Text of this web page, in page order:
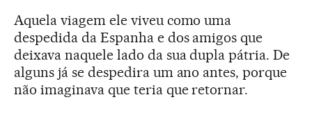
Aquela viagem ele viveu como uma
despedida da Espanha e dos amigos que
deixava naquele lado da sua dupla pátria. De
alguns já se despedira um ano antes, porque
não imaginava que teria que retornar.